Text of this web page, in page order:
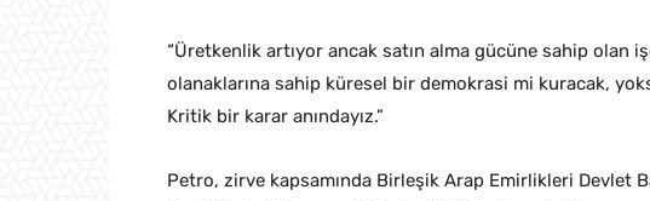
“Üretkenlik artıyor ancak satın alma gücüne sahip olan
olanaklarına sahip küresel bir demokrasi mi kuracak,
Kritik bir karar anındayız.”
Petro, zirve kapsamında Birleşik Arap Emirlikleri Devlet